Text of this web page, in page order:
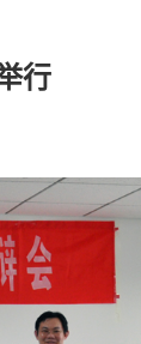
行